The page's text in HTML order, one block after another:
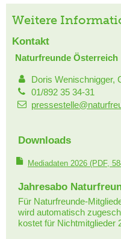
Weitere
Kontakt
Naturfreunde Österreich
Doris Wenischnigger,
01/892 35 34-31
Downloads
Mediadaten 2026 (PDF,
Jahresabo
Für Naturfreunde-
wird automatisch
kostet für Nichtmitglieder